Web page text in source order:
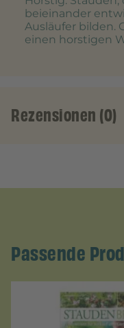
beieinander
Ausläufer bilden.
einen horstigen
Rezensionen (0)
Passende